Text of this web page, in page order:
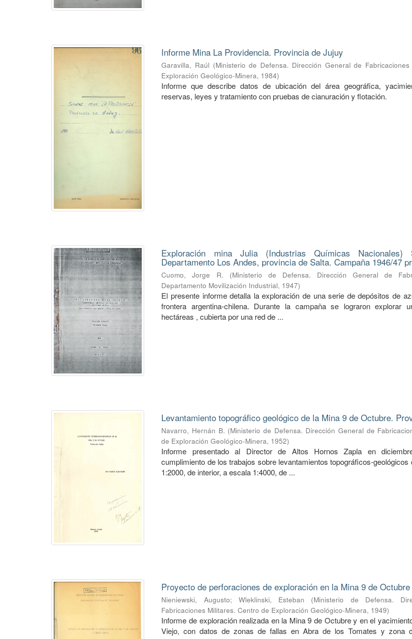
Informe Mina La Providencia. Provincia de Jujuy
Garavilla, Raúl (Ministerio de Defensa. Dirección General de
Exploración Geológico-Minera, 1984)
Informe que describe datos de ubicación del área geográfica,
reservas, leyes y tratamiento con pruebas de cianuración y flotación.
Exploración mina Julia (Industrias Químicas Nacionales)
Departamento Los Andes, provincia de Salta. Campaña 1946/47
Cuomo, Jorge R. (Ministerio de Defensa. Dirección General de
Departamento Movilización Industrial, 1947)
El presente informe detalla la exploración de una serie de depósitos de
frontera argentina-chilena. Durante la campaña se lograron explorar
hectáreas , cubierta por una red de ...
Levantamiento topográfico geológico de la Mina 9 de Octubre.
Navarro, Hernán B. (Ministerio de Defensa. Dirección General de
de Exploración Geológico-Minera, 1952)
Informe presentado al Director de Altos Hornos Zapla en
cumplimiento de los trabajos sobre levantamientos topográficos-geológicos
1:2000, de interior, a escala 1:4000, de ...
Proyecto de perforaciones de exploración en la Mina 9 de
Nieniewski, Augusto; Wleklinski, Esteban (Ministerio de Defensa.
Fabricaciones Militares. Centro de Exploración Geológico-Minera, 1949)
Informe de exploración realizada en la Mina 9 de Octubre y en el
Viejo, con datos de zonas de fallas en Abra de los Tomates y zona